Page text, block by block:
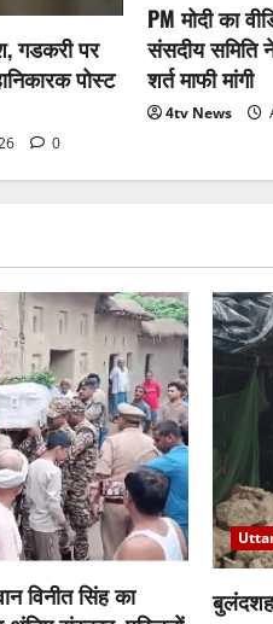
गडकरी पर
पोस्ट
0
PM मोदी का
संसदीय समिति
शर्त माफी मांगी
4tv News
विनीत सिंह का